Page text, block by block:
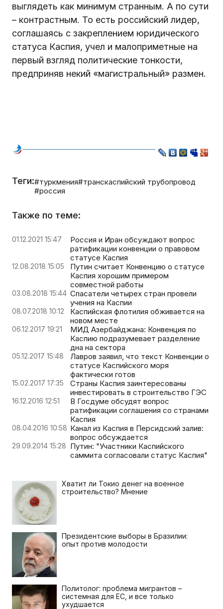
выглядеть как минимум странным. А по сути
– контрастным. То есть российский лидер,
соглашаясь с закреплением юридического
статуса Каспия, учел и малоприметные на
первый взгляд политические тонкости,
предприняв некий «магистральный» размен.
Теги:#туркмения#транскаспийский трубопровод
#россия
Также по теме:
01.12.2021 15:47
Россия и Иран обсуждают вопрос
ратификации конвенции о правовом
статусе Каспия
12.08.2018 15:05
Путин считает Конвенцию о статусе
Каспия хорошим примером
совместной работы
03.08.2018 15:44 Спасатели четырех стран провели
учения на Каспии
08.07.2018 10:12
Каспийская флотилия обживается на
новом месте
06.12.2017 19:21
МИД Азербайджана: Конвенция по
Каспию подразумевает разделение
дна на сектора
05.12.2017 15:48
Лавров заявил, что текст Конвенции о
статусе Каспийского моря
фактически готов
15.02.2017 17:35
Страны Каспия заинтересованы
инвестировать в строительство ГЭС
16.12.2016 12:51
В Госдуме обсудят вопрос
ратификации соглашения со странами
Каспия
08.04.2016 10:58 Канал из Каспия в Персидский залив:
вопрос обсуждается
29.09.2014 15:28 Путин: "Участники Каспийского
саммита согласовали статус Каспия"
Хватит ли Токио денег на военное
строительство? Мнение
Президентские выборы в Бразилии:
опыт против молодости
Политолог: проблема мигрантов –
системная для ЕС, и все только
ухудшается